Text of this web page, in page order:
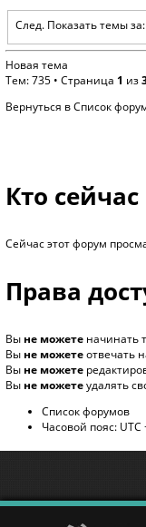
След. Показать темы за:
Новая тема
Тем: 735 • Страница 1 из
Вернуться в Список
Кто
Сейчас этот форум
Права
Вы не можете начинать
Вы не можетеотвечать
Вы не можете
Вы не можетеудалять
Список форумов
Часовой пояс: UTC